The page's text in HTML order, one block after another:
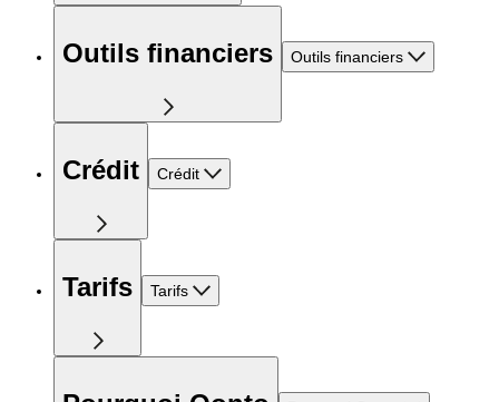
Outils financiers Outils financiers
Crédit Crédit
Tarifs Tarifs